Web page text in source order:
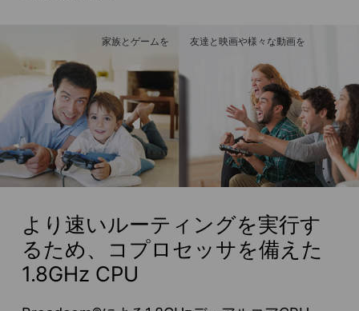
家族とゲームを 友達と映画や様々な動画を
より速いルーティングを実行す
るため、コプロセッサを備えた
1.8GHz CPU